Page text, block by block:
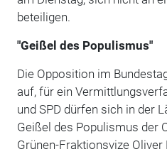
beteiligen.
"Geißel des Populismus"
Die Opposition im
auf, für ein
und SPD dürfen sich in der
Geißel des Populismus der
Grünen-Fraktionsvize Oliver